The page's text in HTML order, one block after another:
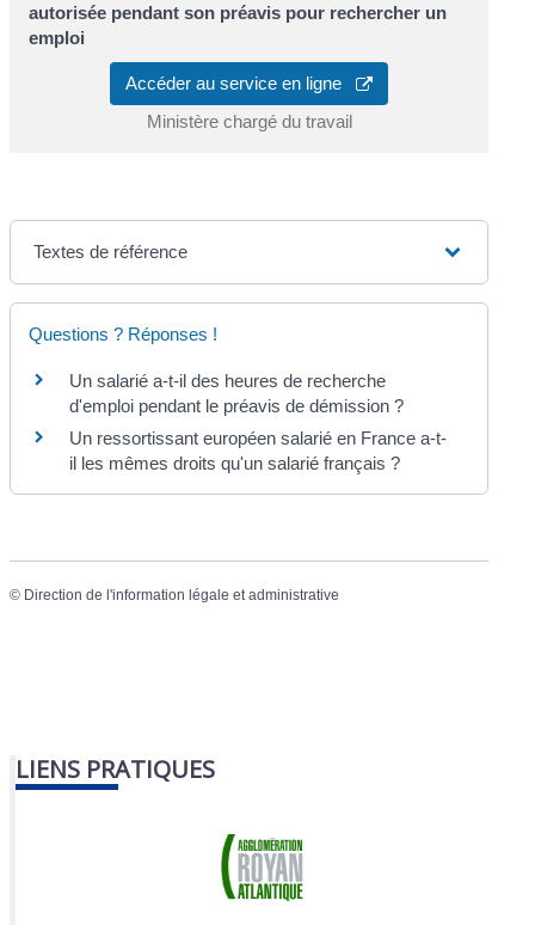
autorisée pendant son préavis pour rechercher un
emploi
Accéder au service en ligne
Ministère chargé du travail
Textes de référence
Questions ? Réponses !
Un salarié a-t-il des heures de recherche
d'emploi pendant le préavis de démission ?
Un ressortissant européen salarié en France a-t-
il les mêmes droits qu'un salarié français ?
© Direction de l'information légale et administrative
LIENS PRATIQUES